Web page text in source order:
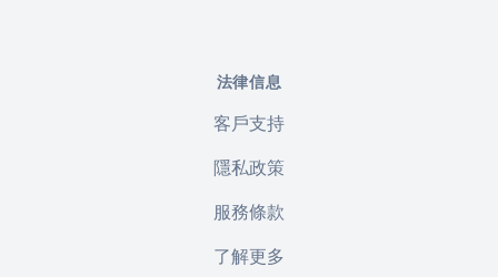
法律信息
客戶支持
隱私政策
服務條款
了解更多